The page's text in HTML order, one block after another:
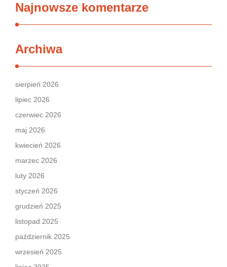
Najnowsze komentarze
Archiwa
sierpień 2026
lipiec 2026
czerwiec 2026
maj 2026
kwiecień 2026
marzec 2026
luty 2026
styczeń 2026
grudzień 2025
listopad 2025
październik 2025
wrzesień 2025